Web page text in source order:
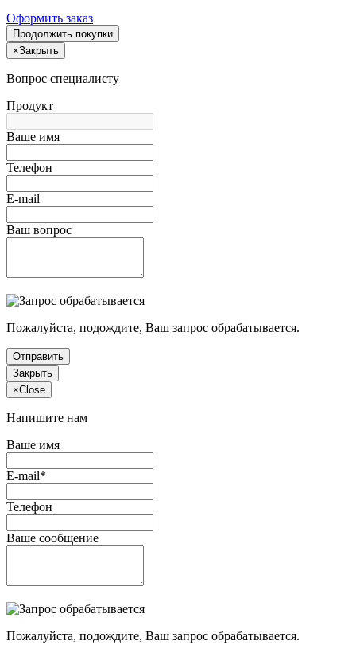
Оформить заказ
Продолжить покупки
×Закрыть
Вопрос специалисту
Продукт
Ваше имя
Телефон
E-mail
Ваш вопрос
Пожалуйста, подождите, Ваш запрос обрабатывается.
Отправить
Закрыть
×Close
Напишите нам
Ваше имя
E-mail*
Телефон
Ваше сообщение
Пожалуйста, подождите, Ваш запрос обрабатывается.